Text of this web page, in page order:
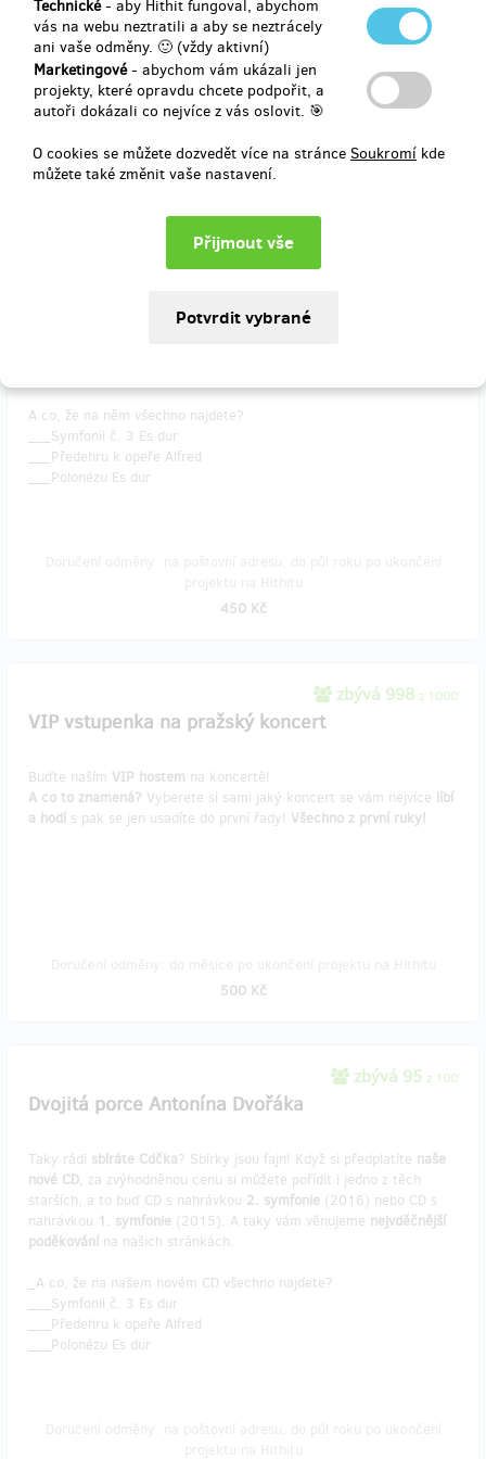
Technické- aby Hithit fungoval, abychom
vás na webu neztratili a aby se neztrácely
ani vaše odměny. 🙂 (vždy aktivní)
Marketingové- abychom vám ukázali jen
projekty, které opravdu chcete podpořit, a
autoři dokázali co nejvíce z vás oslovit. 🎯
O cookies se můžete dozvedět více na stránce Soukromí kde
můžete také změnit vaše nastavení.
Doručení odměny: na poštovní adresu, do čtvrt roku po ukončení
projektu na Hithitu
CD s věnováním do vaší hudební sbírky
booklet bude dokonce od náspodepsaný! Kromě toho dostanete
jako bonus jmenovité poděkování na našich stránkách! Takže nám
A co, že na něm všechno najdete?
___Symfonii č. 3 Es dur
___Předehru k opeře Alfred
___Polonézu Es dur
450 Kč
zbývá 998 z 1000
VIP vstupenka na pražský koncert
Buďte naším VIP hostem na koncertě!
A co to znamená? Vyberete si sami jaký koncert se vám nejvíce líbí
a hodí s pak se jen usadíte do první řady! Všechno z první ruky!
500 Kč
zbývá 95 z 100
Dvojitá porce Antonína Dvořáka
Taky rádi sbíráte Cdčka? Sbírky jsou fajn! Když si předplatíte naše
nové CD, za zvýhodněnou cenu si můžete pořídit i jedno z těch
starších, a to buď CD s nahrávkou 2. symfonie (2016) nebo CD s
nahrávkou 1. symfonie (2015). A taky vám věnujeme nejvděčnější
poděkování na našich stránkách.
_A co, že na našem novém CD všechno najdete?
___Symfonii č. 3 Es dur
___Předehru k opeře Alfred
___Polonézu Es dur